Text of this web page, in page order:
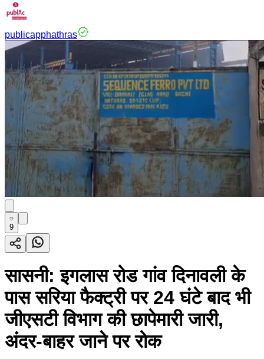
publicapphathras
9
सासनी: इगलास रोड गांव दिनावली के
पास सरिया फैक्ट्री पर 24 घंटे बाद भी
जीएसटी विभाग की छापेमारी जारी,
अंदर-बाहर जाने पर रोक